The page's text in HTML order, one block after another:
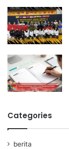
Categories
berita